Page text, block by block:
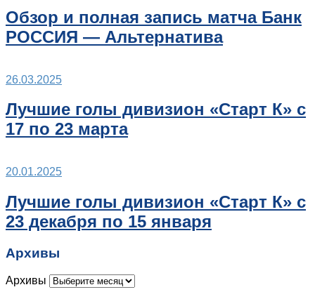
Обзор и полная запись матча Банк
РОССИЯ — Альтернатива
26.03.2025
Лучшие голы дивизион «Старт К» с
17 по 23 марта
20.01.2025
Лучшие голы дивизион «Старт К» с
23 декабря по 15 января
Архивы
Архивы